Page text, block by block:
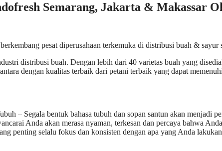
Semarang, Jakarta & Makassar
pesat diperusahaan terkemuka di distribusi buah & sayur
distribusi buah. Dengan lebih dari 40 varietas buah yang
dengan kualitas terbaik dari petani terbaik yang dapat
– Segala bentuk bahasa tubuh dan sopan santun akan menjadi
Anda akan merasa nyaman, terkesan dan percaya bahwa
penting selalu fokus dan konsisten dengan apa yang Anda